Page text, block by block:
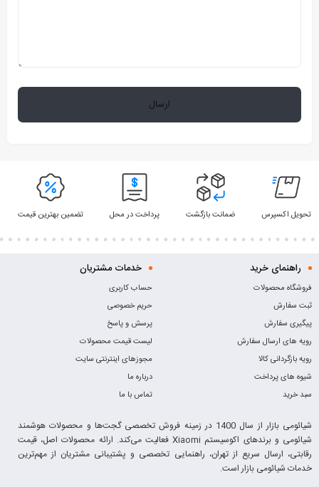
تحویل اکسپرس ضمانت بازگشت پرداخت در محل تضمین بهترین قیمت
راهنمای خرید
فروشگاه محصولات
ثبت سفارش
پیگیری سفارش
رویه های ارسال سفارش
رویه بازگردانی کالا
شیوه های پرداخت
سبد خرید
خدمات مشتریان
حساب کاربری
حریم خصوصی
پرسش و پاسخ
لیست قیمت محصولات
مجوزهای اینترنتی سایت
درباره ما
تماس با ما
شیائومی بازار از سال 1400 در زمینه فروش تخصصی گجت‌ها و محصولات هوشمند
شیائومی و برندهای اکوسیستم Xiaomi فعالیت می‌کند. ارائه محصولات اصل، قیمت
رقابتی، ارسال سریع از تهران، راهنمایی تخصصی و پشتیبانی مشتریان از مهم‌ترین
خدمات شیائومی بازار است.